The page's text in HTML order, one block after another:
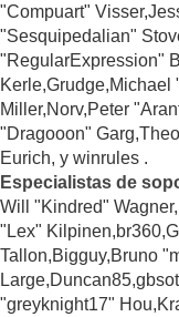
"Compuart"
"Sesquipedalian"
"RegularExpression"
Miller,Norv,Peter
"Dragooon"
Eurich, y winrules .
Especialistas de
Will "Kindred"
"Lex"
Tallon,Bigguy,Bruno
"greyknight17"